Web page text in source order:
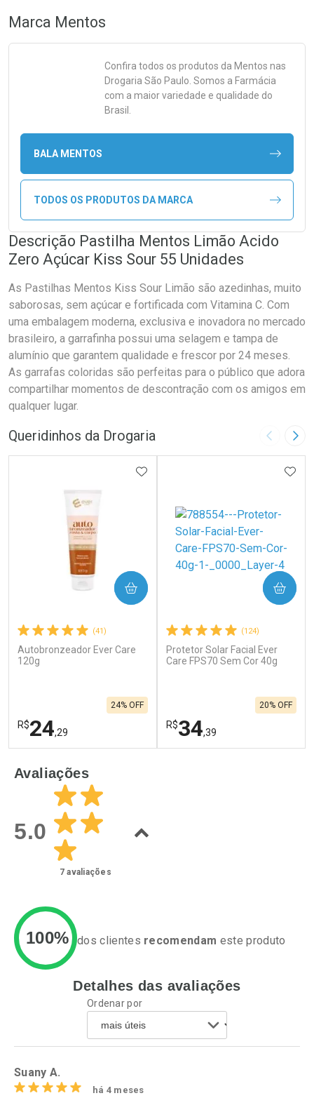
Marca Mentos
Confira todos os produtos da Mentos nas
Drogaria São Paulo. Somos a Farmácia
com a maior variedade e qualidade do
Brasil.
BALA MENTOS
TODOS OS PRODUTOS DA MARCA
Descrição Pastilha Mentos Limão Acido
Zero Açúcar Kiss Sour 55 Unidades
As Pastilhas Mentos Kiss Sour Limão são azedinhas, muito
saborosas, sem açúcar e fortificada com Vitamina C. Com
uma embalagem moderna, exclusiva e inovadora no mercado
brasileiro, a garrafinha possui uma selagem e tampa de
alumínio que garantem qualidade e frescor por 24 meses.
As garrafas coloridas são perfeitas para o público que adora
compartilhar momentos de descontração com os amigos em
qualquer lugar.
Queridinhos da Drogaria Imagem
(41)
Autobronzeador Ever Care
120g
R$24,29
24% OFF
ADICIONAR AOS FAVORITOS
COMPRAR
Laboratório
Ativar Desconto
Comprar sem Desconto
Por R$ 24,29/cada
Por Menos
Comprar sem Desconto
(124)
Protetor Solar Facial Ever
Care FPS70 Sem Cor 40g
R$34,39
20% OFF
COMPRAR
Ativar Desconto
Comprar sem Desconto
Por R$ 34,39/cada
Avaliações
5.0
7 avaliações
100% dos clientes recomendam este produto
Detalhes das avaliações
Ordenar por
Suany A.
há 4 meses